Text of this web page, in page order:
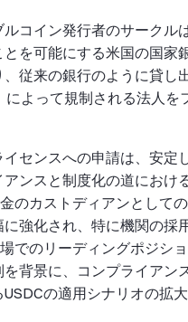
コイン発行者のサーク
を可能にする米国の国
従来の銀行のように貸
よって規制される法人
センスへの申請は、安
ンスと制度化の道にお
のカストディアンとして
強化され、特に機関の
でのリーディングポジシ
背景に、コンプライア
の適用シナリオの拡